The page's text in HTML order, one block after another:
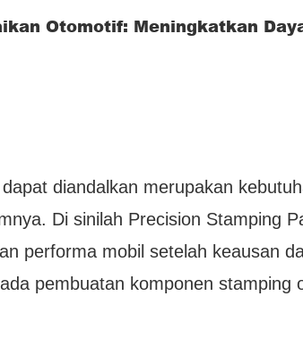
Otomotif: Meningkatkan
diandalkan merupakan
Di sinilah Precision Stamping
performa mobil setelah keausan
pembuatan komponen stamping